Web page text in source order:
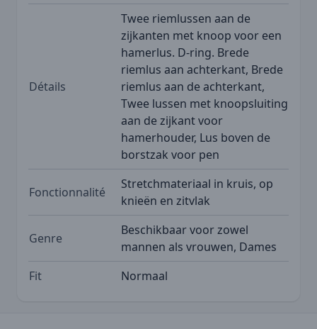
Détails
Twee riemlussen aan de
zijkanten met knoop voor een
hamerlus. D-ring. Brede
riemlus aan achterkant, Brede
riemlus aan de achterkant,
Twee lussen met knoopsluiting
aan de zijkant voor
hamerhouder, Lus boven de
borstzak voor pen
Fonctionnalité
Stretchmateriaal in kruis, op
knieën en zitvlak
Genre
Beschikbaar voor zowel
mannen als vrouwen, Dames
Fit
Normaal